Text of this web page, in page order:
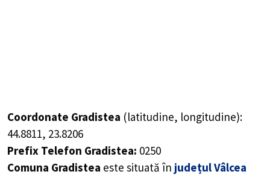
Coordonate Gradistea (latitudine, longitudine):
44.8811, 23.8206
Prefix Telefon Gradistea: 0250
Comuna Gradistea este situată în județul Vâlcea